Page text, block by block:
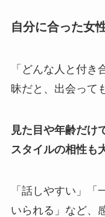
自分に合った女
「どんな人と付
昧だと、出会って
見た目や年齢だけ
スタイルの相性も
「話しやすい」
いられる」など、